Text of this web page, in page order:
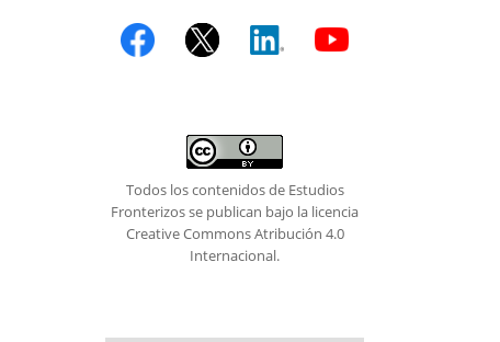
Todos los contenidos de Estudios
Fronterizos se publican bajo la licencia
Creative Commons Atribución 4.0
Internacional.